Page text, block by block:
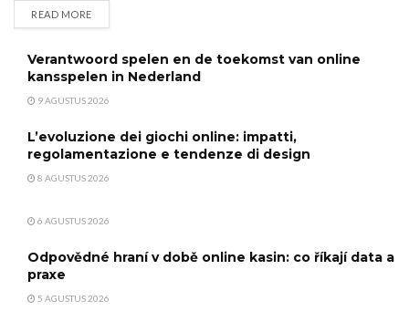
READ MOREDETAILS
Verantwoord spelen en de toekomst van online
kansspelen in Nederland
9 AGUSTUS 2026
L’evoluzione dei giochi online: impatti,
regolamentazione e tendenze di design
8 AGUSTUS 2026
6 AGUSTUS 2026
Odpovědné hraní v době online kasin: co říkají data a
praxe
5 AGUSTUS 2026